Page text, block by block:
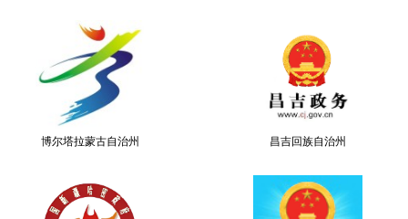
博尔塔拉蒙古自治州 昌吉回族自治州